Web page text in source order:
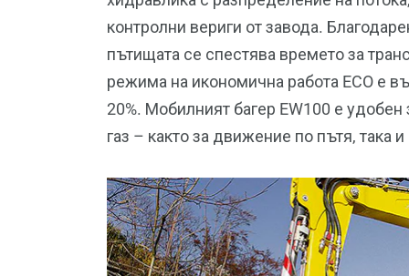
контролни вериги от завода.
пътищата се спестява времето за
режима на икономична работа ECO е
20%. Мобилният багер EW100 е
газ – както за движение по пътя, така